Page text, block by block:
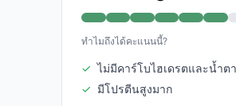
ทำไมถึงได้คะแนนนี้?
✓ ไม่มีคาร์โบไฮเดรตและน้ำต
✓ มีโปรตีนสูงมาก